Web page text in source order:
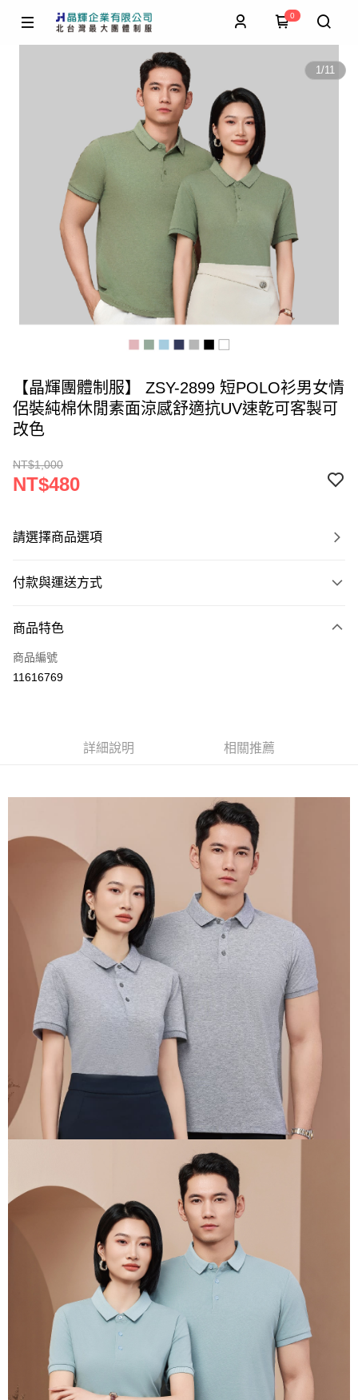
0
1/11
【晶輝團體制服】 ZSY-2899 短POLO衫男女情
侶裝純棉休閒素面涼感舒適抗UV速乾可客製可
改色
NT$1,000
NT$480
請選擇商品選項
付款與運送方式
信用卡一次付款
運送方式
商品特色
商品編號
11616769
詳細說明 相關推薦